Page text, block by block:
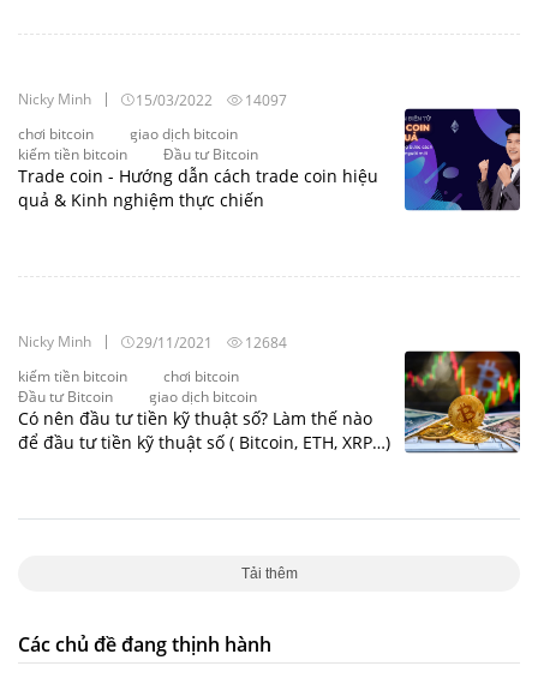
Trade coin - Hướng dẫn cách trade coin hiệu
quả & Kinh nghiệm thực chiến
Nicky Minh 15/03/2022
14097
chơi bitcoin
giao dịch bitcoin
kiếm tiền bitcoin
Đầu tư Bitcoin
Có nên đầu tư tiền kỹ thuật số? Làm thế nào
để đầu tư tiền kỹ thuật số ( Bitcoin, ETH, XRP…)
Nicky Minh 29/11/2021
12684
kiếm tiền bitcoin
chơi bitcoin
Đầu tư Bitcoin
giao dịch bitcoin
Tải thêm
Các chủ đề đang thịnh hành